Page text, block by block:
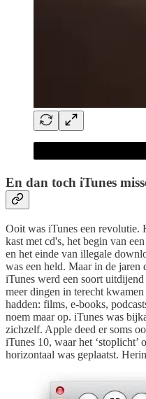
En dan toch iTunes
Ooit was iTunes een revolutie.
kast met cd's, het begin van
en het einde van illegale
was een held. Maar in de jaren
iTunes werd een soort
meer dingen in terecht
hadden: films, e-books,
noem maar op. iTunes was
zichzelf. Apple deed er soms
iTunes 10, waar het ‘stoplicht’
horizontaal was geplaatst.